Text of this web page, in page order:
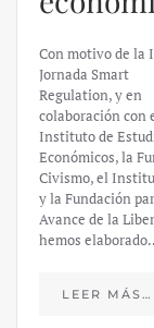
https://
content/
Este informe
dinámicas del
VTC en España
aprobación del
Decreto 13/2018,
del…
LEER MÁS…